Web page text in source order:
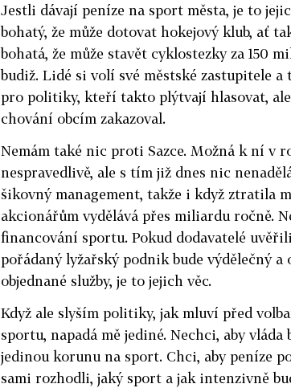
Jestli dávají peníze na sport města, je to
bohatý, že může dotovat hokejový klub, ať
bohatá, že může stavět cyklostezky za 150
budiž. Lidé si volí své městské zastupitele
pro politiky, kteří takto plýtvají hlasovat,
chování obcím zakazoval.
Nemám také nic proti Sazce. Možná k ní v
nespravedlivě, ale s tím již dnes nic
šikovný management, takže i když ztratila
akcionářům vydělává přes miliardu ročně.
financování sportu. Pokud dodavatelé
pořádaný lyžařský podnik bude výdělečný a
objednané služby, je to jejich věc.
Když ale slyším politiky, jak mluví před
sportu, napadá mě jediné. Nechci, aby
jedinou korunu na sport. Chci, aby peníze
sami rozhodli, jaký sport a jak intenzivně